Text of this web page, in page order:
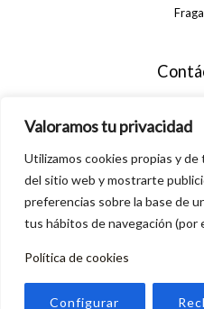
Valoramos tu privacidad
Utilizamos cookies propias y de
del sitio web y mostrarte
preferencias sobre la base de
tus hábitos de navegación (por
Política de cookies
Configurar
C. Algarrobo, 40,
© 2026 Alsanamoda.